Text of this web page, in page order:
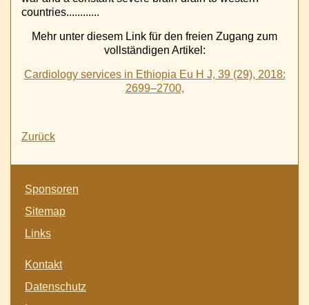
countries............
Mehr unter diesem Link für den freien Zugang zum
vollständigen Artikel:
Cardiology services in Ethiopia Eu H J, 39 (29), 2018:
2699–2700,
Zurück
Navigation
überspringen
Sponsoren
Sitemap
Links
Navigation
überspringen
Kontakt
Datenschutz